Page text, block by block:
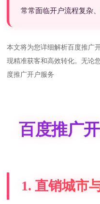
常常面临开户流程复杂
本文将为您详细解析百度推广
现精准获客和高效转化。无论
度推广开户服务
百度推广
1. 直销城市